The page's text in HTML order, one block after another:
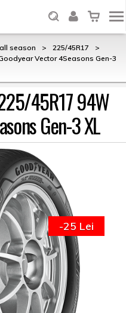
season > 225/45R17
>
Vector 4Seasons Gen-3
45R17 94W
Gen-3 XL
-25 Lei